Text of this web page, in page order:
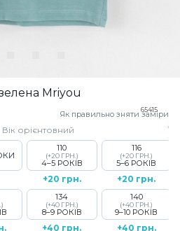
Mriyou
65415
Як правильно зняти заміри
Вік орієнтовний
110
(+20 ГРН.)
4–5 РОКІВ
+20 грн.
116
(+20 ГРН.)
5–6 РОКІВ
+20 грн.
134
(+40 ГРН.)
8–9 РОКІВ
+40 грн.
140
(+40 ГРН.)
9–10 РОКІВ
+40 грн.